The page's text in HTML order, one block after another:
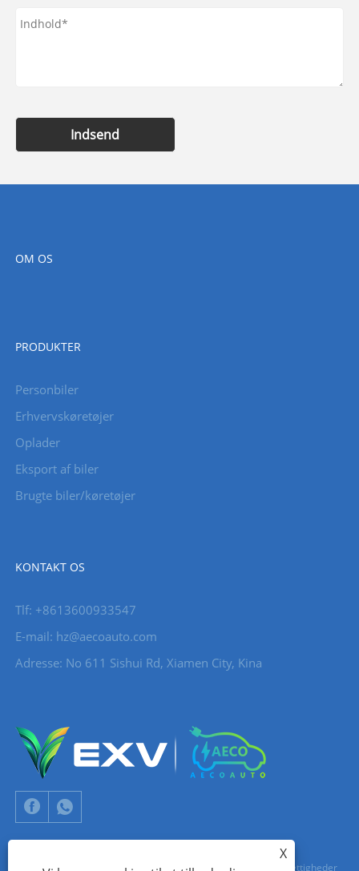
Indsend
OM OS
PRODUKTER
Personbiler
Erhvervskøretøjer
Oplader
Eksport af biler
Brugte biler/køretøjer
KONTAKT OS
Tlf: +8613600933547
E-mail: hz@aecoauto.com
Adresse: No 611 Sishui Rd, Xiamen City, Kina
Copyright © 2024 Xiamen Aecoauto Technology Co., Ltd. Alle rettigheder
X